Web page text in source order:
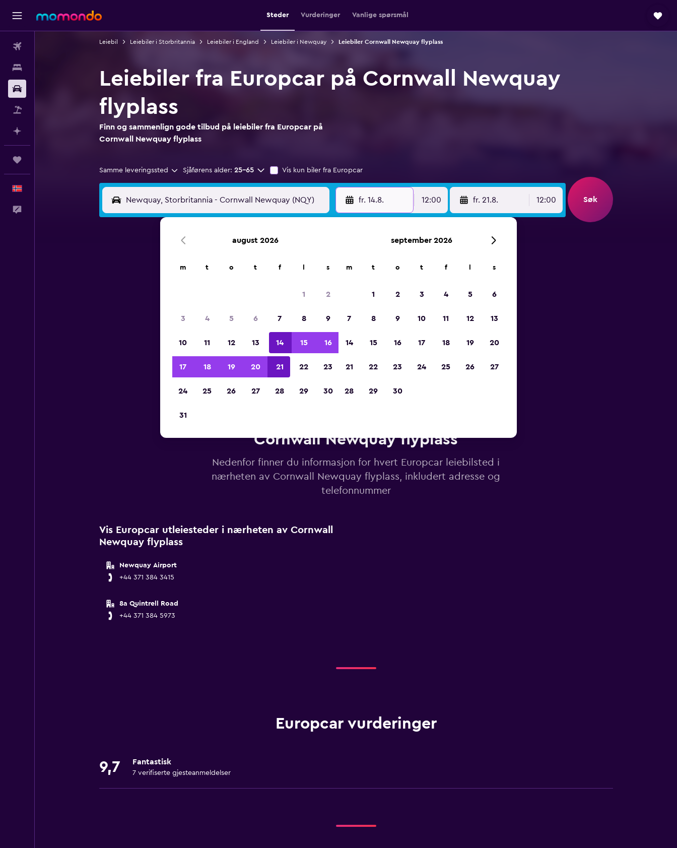
Steder Vurderinger Vanlige spørsmål
Leiebil Leiebiler i Storbritannia Leiebiler i England Leiebiler i Newquay Leiebiler Cornwall Newquay flyplass
Leiebiler fra Europcar på Cornwall Newquay
flyplass
Finn og sammenlign gode tilbud på leiebiler fra Europcar på
Cornwall Newquay flyplass
Samme leveringssted Sjåførens alder: 25–65 Vis kun biler fra Europcar
fr. 14.8. 12:00 fr. 21.8. 12:00 Søk
2023
Cornwall Newquay flyplass
Nedenfor finner du informasjon for hvert Europcar leiebilsted i
nærheten av Cornwall Newquay flyplass, inkludert adresse og
telefonnummer
Vis Europcar utleiesteder i nærheten av Cornwall
Newquay flyplass
Newquay Airport
+44 371 384 3415
8a Quintrell Road
+44 371 384 5973
Europcar vurderinger
9,7 Fantastisk
7 verifiserte gjesteanmeldelser
august 2026
m t o t f s
1 2
3 4 5 6 7 8 9
10 11 12 13 14 15 16
17 18 19 20 21 22 23
24 25 26 27 28 29 30
31
september 2026
m t o t f s
1 2 3 4 5 6
7 8 9 10 11 12 13
14 15 16 17 18 19 20
21 22 23 24 25 26 27
28 29 30